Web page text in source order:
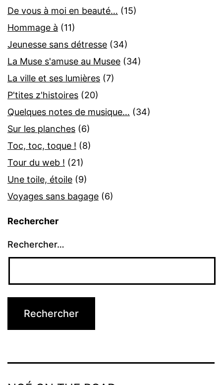
De vous à moi en beauté… (15)
Hommage à (11)
Jeunesse sans détresse (34)
La Muse s'amuse au Musee (34)
La ville et ses lumières (7)
P'tites z'histoires (20)
Quelques notes de musique… (34)
Sur les planches (6)
Toc, toc, toque ! (8)
Tour du web ! (21)
Une toile, étoile (9)
Voyages sans bagage (6)
Rechercher
Rechercher…